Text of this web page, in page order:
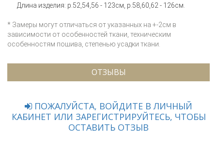
Длина изделия: р.52,54,56 - 123см, р.58,60,62 - 126см.
* Замеры могут отличаться от указанных на +-2см в
зависимости от особенностей ткани, техническим
особенностям пошива, степенью усадки ткани.
ОТЗЫВЫ
ПОЖАЛУЙСТА, ВОЙДИТЕ В ЛИЧНЫЙ
КАБИНЕТ ИЛИ ЗАРЕГИСТРИРУЙТЕСЬ, ЧТОБЫ
ОСТАВИТЬ ОТЗЫВ